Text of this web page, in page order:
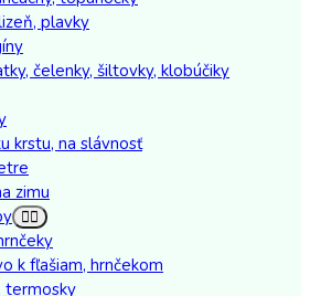
plavky
čelenky, šiltovky, klobúčiky
krstu, na slávnosť
zimu
k fľašiam, hrnčekom
termosky